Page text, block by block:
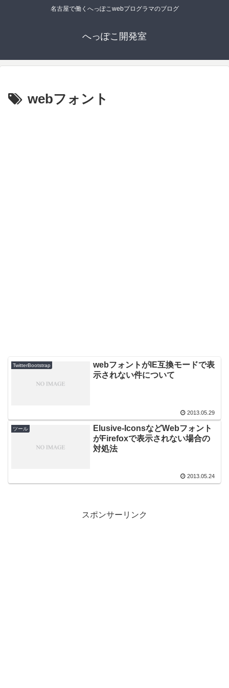
名古屋で働くへっぽこwebプログラマのブログ
へっぽこ開発室
webフォント
TwitterBootstrap
webフォントがIE互換モードで表
示されない件について
2013.05.29
ツール
Elusive-IconsなどWebフォント
がFirefoxで表示されない場合の
対処法
2013.05.24
スポンサーリンク